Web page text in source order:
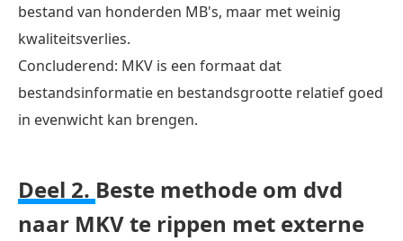
bestand van honderden MB's, maar met weinig
kwaliteitsverlies.
Concluderend: MKV is een formaat dat
bestandsinformatie en bestandsgrootte relatief goed
in evenwicht kan brengen.
Deel 2. Beste methode om dvd
naar MKV te rippen met externe